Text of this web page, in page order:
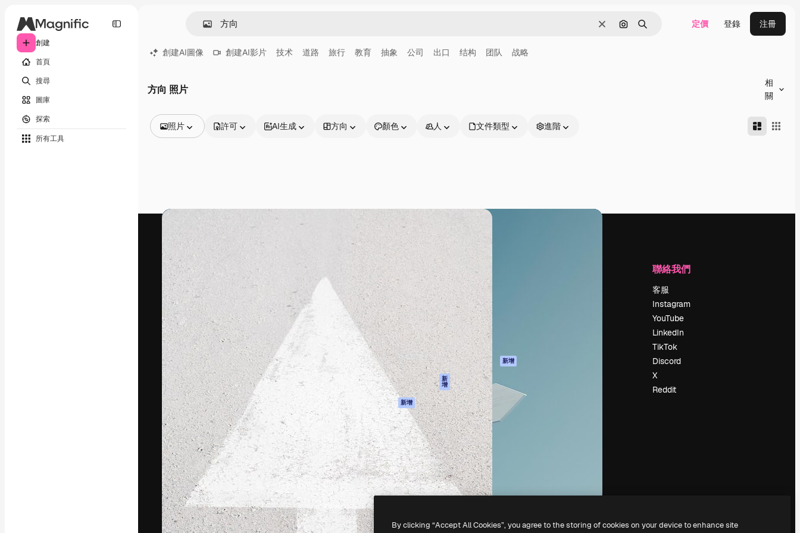
創建
首頁
搜尋
圖庫
探索
所有工具
清除 通過圖像搜索
搜尋 定價 登錄 注冊
創建AI圖像 創建AI影片 技术 道路 旅行 教育 抽象 公司 出口 结构 团队 战略
方向 照片
相
關
照片
視頻
動態圖形
影片範本
圖標
3D模型
字體
許可 AI生成 方向 顏色 人 文件類型 進階
引導你創作出最佳作品的創意平台。擁有超過
100萬訂閱者，涵蓋創意人士、企業、代理商
和工作室。
繁體中文 (香港)
產品
Spaces
AI助手
AI圖像生成器
AI視頻生成器
AI語音生成器
圖庫內容
MCP用於
Claude/ChatGPT
新
增
AI助手 新增
API
流動應用程式
所有Magnific工具
開始使用
Academy
文件
客服
使用條款
隱私政策
原創作品
新增
Cookie 政策
信任中心
聯盟夥伴
企業
聯絡我們
客服
Instagram
YouTube
LinkedIn
TikTok
Discord
X
Reddit
Copyright © 2010- 2026 Freepik Company S.L.U. 版權所有.
By clicking “Accept All Cookies”, you agree to the storing of cookies on your device to enhance site